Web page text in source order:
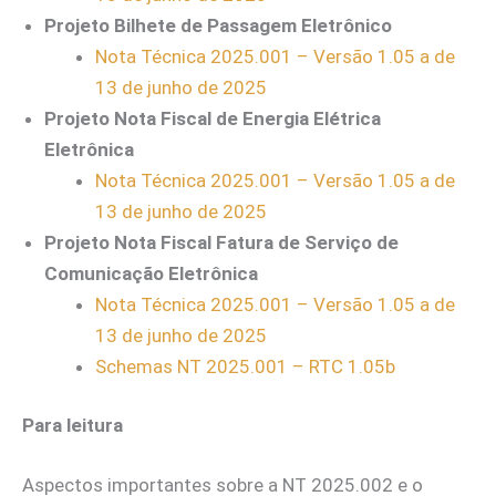
Projeto Bilhete de Passagem Eletrônico
Nota Técnica 2025.001 – Versão 1.05 a de
13 de junho de 2025
Projeto Nota Fiscal de Energia Elétrica
Eletrônica
Nota Técnica 2025.001 – Versão 1.05 a de
13 de junho de 2025
Projeto Nota Fiscal Fatura de Serviço de
Comunicação Eletrônica
Nota Técnica 2025.001 – Versão 1.05 a de
13 de junho de 2025
Schemas NT 2025.001 – RTC 1.05b
Para leitura
Aspectos importantes sobre a NT 2025.002 e o